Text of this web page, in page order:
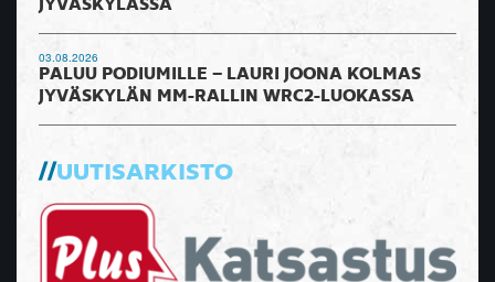
JYVÄSKYLÄSSÄ
03.08.2026
PALUU PODIUMILLE – LAURI JOONA KOLMAS
JYVÄSKYLÄN MM-RALLIN WRC2-LUOKASSA
UUTISARKISTO